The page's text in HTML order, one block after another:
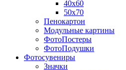
40х60
50х70
Пенокартон
Модульные картины
ФотоПостеры
ФотоПодушки
Фотоcувениры
Значки